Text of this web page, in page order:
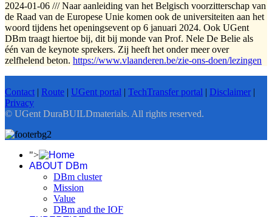
2024-01-06 /// Naar aanleiding van het Belgisch voorzitterschap van
de Raad van de Europese Unie komen ook de universiteiten aan het
woord tijdens het openingsevent op 6 januari 2024. Ook UGent
DBm traagt hiertoe bij, dit bij monde van Prof. Nele De Belie als
één van de keynote sprekers. Zij heeft het onder meer over
zelfhelend beton. https://www.vlaanderen.be/zie-ons-doen/lezingen
Contact | Route | UGent portal | TechTransfer portal | Disclaimer |
Privacy
© UGent DuraBUILDmaterials. All rights reserved.
">
ABOUT DBm
DBm cluster
Mission
Value
DBm and the IOF